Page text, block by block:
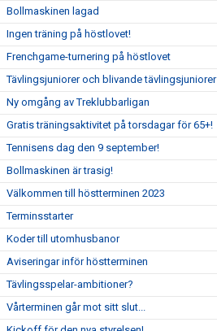
Bollmaskinen lagad
Ingen träning på höstlovet!
Frenchgame-turnering på höstlovet
Tävlingsjuniorer och blivande tävlingsjuniorer
Ny omgång av Treklubbarligan
Gratis träningsaktivitet på torsdagar för 65+!
Tennisens dag den 9 september!
Bollmaskinen är trasig!
Välkommen till höstterminen 2023
Terminsstarter
Koder till utomhusbanor
Aviseringar inför höstterminen
Tävlingsspelar-ambitioner?
Vårterminen går mot sitt slut...